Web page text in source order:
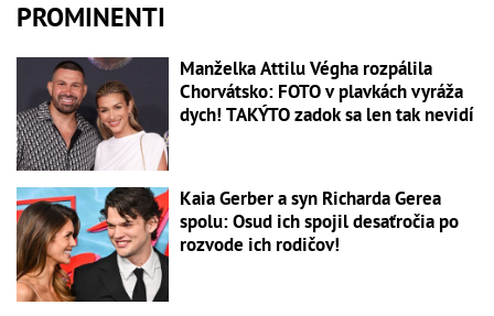
PROMINENTI
Manželka Attilu Végha rozpálila
Chorvátsko: FOTO v plavkách vyráža
dych! TAKÝTO zadok sa len tak nevidí
Kaia Gerber a syn Richarda Gerea
spolu: Osud ich spojil desaťročia po
rozvode ich rodičov!